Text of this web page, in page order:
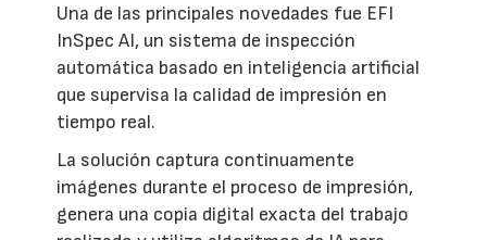
Una de las principales novedades fue EFI
InSpec AI, un sistema de inspección
automática basado en inteligencia artificial
que supervisa la calidad de impresión en
tiempo real.
La solución captura continuamente
imágenes durante el proceso de impresión,
genera una copia digital exacta del trabajo